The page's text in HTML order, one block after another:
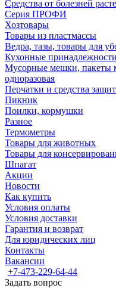
Средства от болезней
Серия ПРОФИ
Хозтовары
Товары из пластмассы
Ведра, тазы, товары для
Кухонные принадлежности
Мусорные мешки, пакеты
одноразовая
Перчатки и средства
Пикник
Поилки, кормушки
Разное
Термометры
Товары для животных
Товары для
Шпагат
Акции
Новости
Как купить
Условия оплаты
Условия доставки
Гарантия и возврат
Для юридических лиц
Контакты
Вакансии
+7-473-229-64-44
Задать вопрос